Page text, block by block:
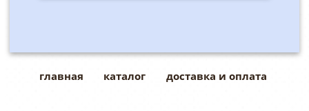
главная каталог доставка и оплата